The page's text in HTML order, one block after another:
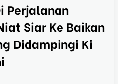
Perjalanan
Siar Ke Baikan
Didampingi Ki